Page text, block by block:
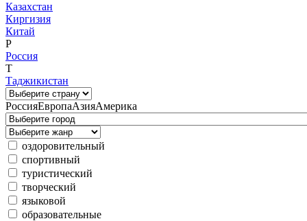
Казахстан
Киргизия
Китай
Р
Россия
Т
Таджикистан
РоссияЕвропаАзияАмерика
оздоровительный
спортивный
туристический
творческий
языковой
образовательные